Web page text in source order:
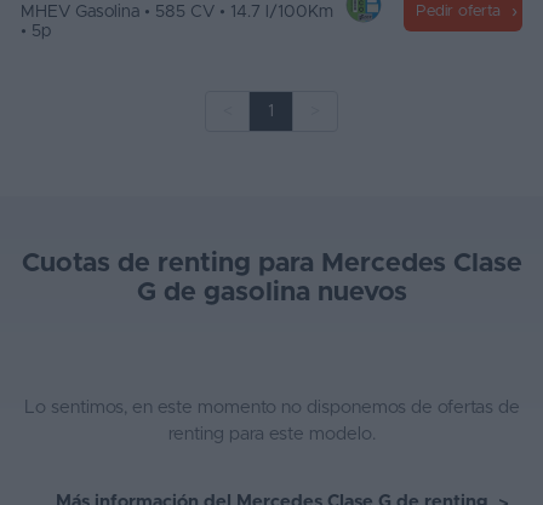
MHEV Gasolina • 585 CV • 14.7 l/100Km
• 5p
Pedir oferta
1
Cuotas de renting para Mercedes Clase
G de gasolina nuevos
Lo sentimos, en este momento no disponemos de ofertas de
renting para este modelo.